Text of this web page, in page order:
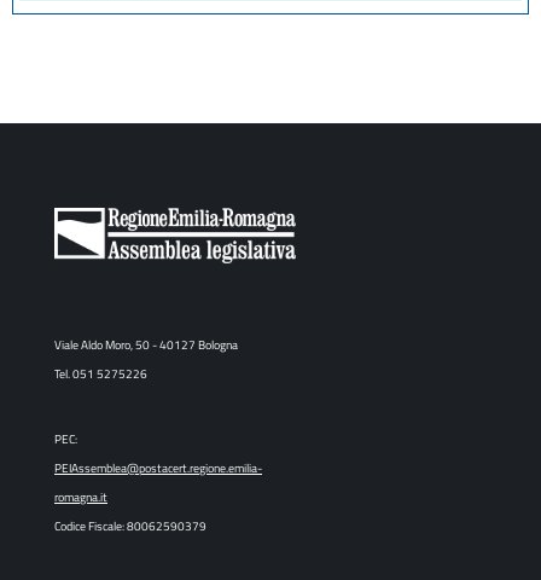
Viale Aldo Moro, 50 - 40127 Bologna
Tel. 051 5275226
PEC:
PEIAssemblea@postacert.regione.emilia-
romagna.it
Codice Fiscale: 80062590379